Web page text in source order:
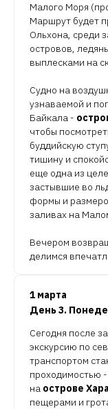
Малого Моря
Маршрут будет
Ольхона, среди
островов,
выплесками на
Судно на
узнаваемой и
Байкала -
чтобы
буддийскую
тишину и
еще одна из
застывшие во
формы и
заливах на
Вечером
делимся
1 марта
День 3.
Сегодня после
экскурсию по
транспортом
проходимостью
на острове
пещерами и